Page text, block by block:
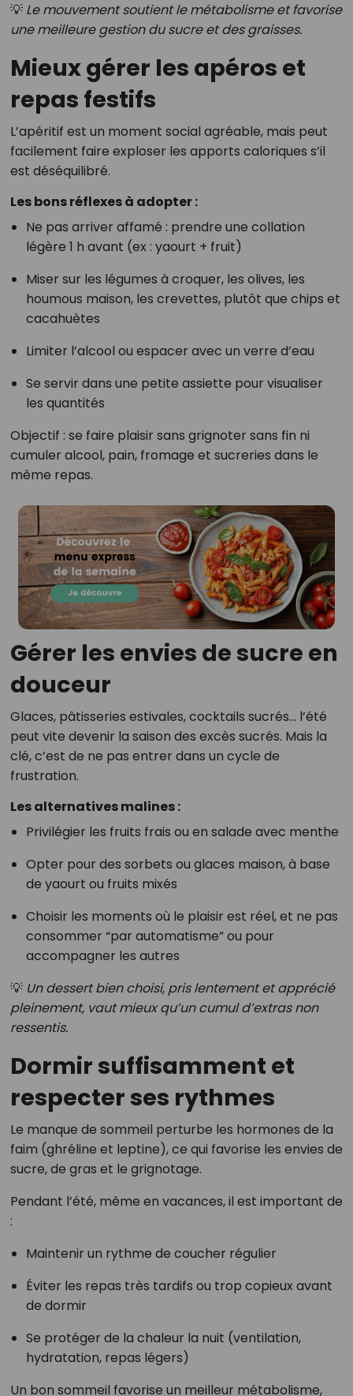
💡 Le mouvement soutient le métabolisme et favorise
une meilleure gestion du sucre et des graisses.
Mieux gérer les apéros et
repas festifs
L’apéritif est un moment social agréable, mais peut
facilement faire exploser les apports caloriques s’il
est déséquilibré.
Les bons réflexes à adopter :
Ne pas arriver affamé : prendre une collation
légère 1 h avant (ex : yaourt + fruit)
Miser sur les légumes à croquer, les olives, les
houmous maison, les crevettes, plutôt que chips et
cacahuètes
Limiter l’alcool ou espacer avec un verre d’eau
Se servir dans une petite assiette pour visualiser
les quantités
Objectif : se faire plaisir sans grignoter sans fin ni
cumuler alcool, pain, fromage et sucreries dans le
même repas.
Gérer les envies de sucre en
douceur
Glaces, pâtisseries estivales, cocktails sucrés… l’été
peut vite devenir la saison des excès sucrés. Mais la
clé, c’est de ne pas entrer dans un cycle de
frustration.
Les alternatives malines :
Privilégier les fruits frais ou en salade avec menthe
Opter pour des sorbets ou glaces maison, à base
de yaourt ou fruits mixés
Choisir les moments où le plaisir est réel, et ne pas
consommer “par automatisme” ou pour
accompagner les autres
💡 Un dessert bien choisi, pris lentement et apprécié
pleinement, vaut mieux qu’un cumul d’extras non
ressentis.
Dormir suffisamment et
respecter ses rythmes
Le manque de sommeil perturbe les hormones de la
faim (ghréline et leptine), ce qui favorise les envies de
sucre, de gras et le grignotage.
Pendant l’été, même en vacances, il est important de
:
Maintenir un rythme de coucher régulier
Éviter les repas très tardifs ou trop copieux avant
de dormir
Se protéger de la chaleur la nuit (ventilation,
hydratation, repas légers)
Un bon sommeil favorise un meilleur métabolisme,